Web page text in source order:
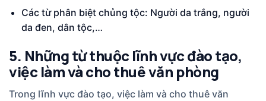
Các từ phân biệt chủng tộc: Người da trắng, người
da đen, dân tộc,…
5. Những từ thuộc lĩnh vực đào tạo,
việc làm và cho thuê văn phòng
Trong lĩnh vực đào tạo, việc làm và cho thuê văn